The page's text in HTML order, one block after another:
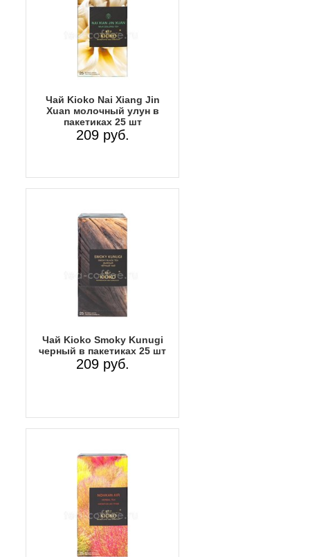
Чай Kioko Nai Xiang Jin
Xuan молочный улун в
пакетиках 25 шт
209 руб.
Чай Kioko Smoky Kunugi
черный в пакетиках 25 шт
209 руб.